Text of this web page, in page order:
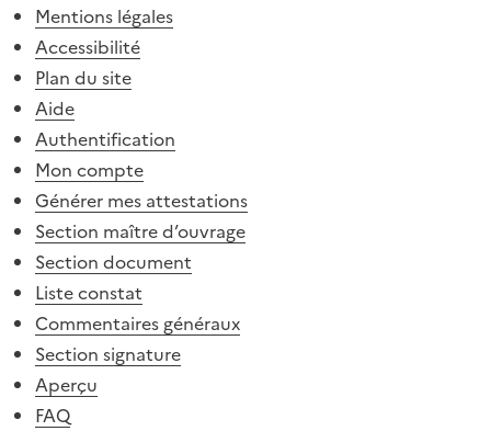
Mentions légales
Accessibilité
Plan du site
Aide
Authentification
Mon compte
Générer mes attestations
Section maître d’ouvrage
Section document
Liste constat
Commentaires généraux
Section signature
Aperçu
FAQ